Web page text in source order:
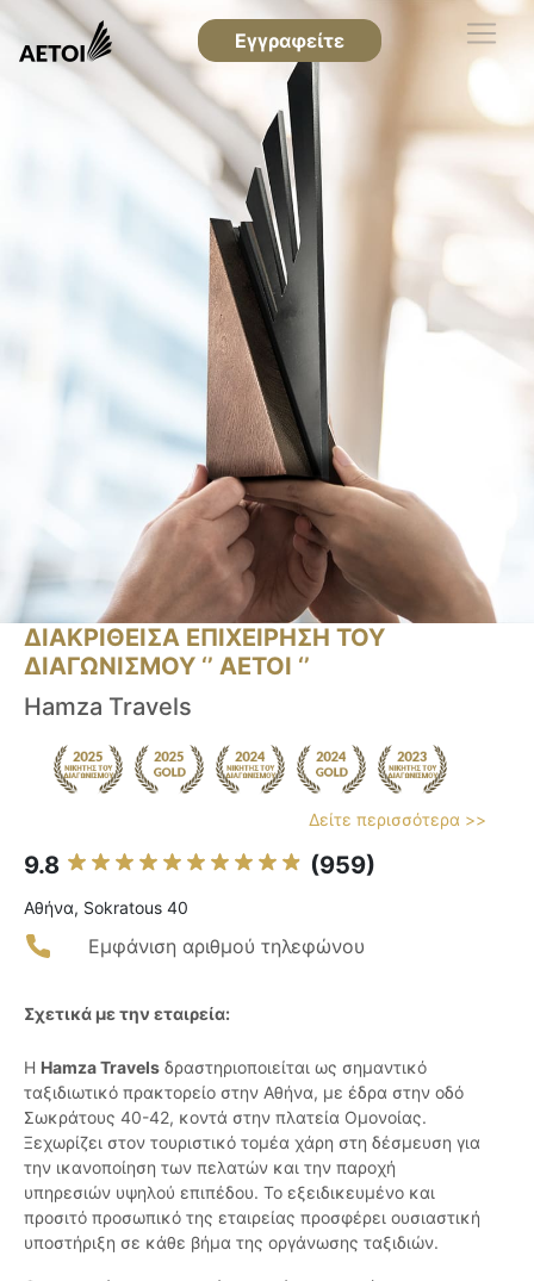
Εγγραφείτε
ΔΙΑΚΡΙΘΕΙΣΑ ΕΠΙΧΕΙΡΗΣΗ ΤΟΥ
ΔΙΑΓΩΝΙΣΜΟΥ ‘’ ΑΕΤΟΙ ‘’
Hamza Travels
Δείτε περισσότερα >>
9.8 (959)
Αθήνα, Sokratous 40
Εμφάνιση αριθμού τηλεφώνου
Σχετικά με την εταιρεία:
Η Hamza Travels δραστηριοποιείται ως σημαντικό
ταξιδιωτικό πρακτορείο στην Αθήνα, με έδρα στην οδό
Σωκράτους 40-42, κοντά στην πλατεία Ομονοίας.
Ξεχωρίζει στον τουριστικό τομέα χάρη στη δέσμευση για
την ικανοποίηση των πελατών και την παροχή
υπηρεσιών υψηλού επιπέδου. Το εξειδικευμένο και
προσιτό προσωπικό της εταιρείας προσφέρει ουσιαστική
υποστήριξη σε κάθε βήμα της οργάνωσης ταξιδιών.